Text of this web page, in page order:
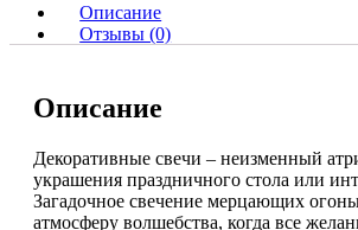
(7см
/
Описание
Отзывы (0)
Описание
Декоративные свечи – неизменный
украшения праздничного стола или
Загадочное свечение мерцающих
атмосферу волшебства, когда все